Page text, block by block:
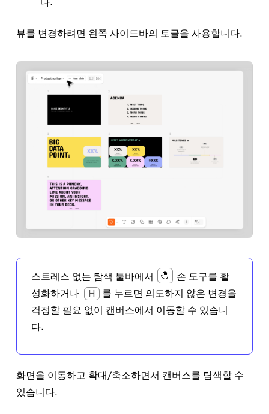
뷰를 변경하려면 왼쪽 사이드바의 토글을 사용합니다.
스트레스 없는 탐색 툴바에서 손 도구를 활
성화하거나
H
를 누르면 의도하지 않은 변경을
걱정할 필요 없이 캔버스에서 이동할 수 있습니
다.
화면을 이동하고 확대/축소하면서 캔버스를 탐색할 수
있습니다.